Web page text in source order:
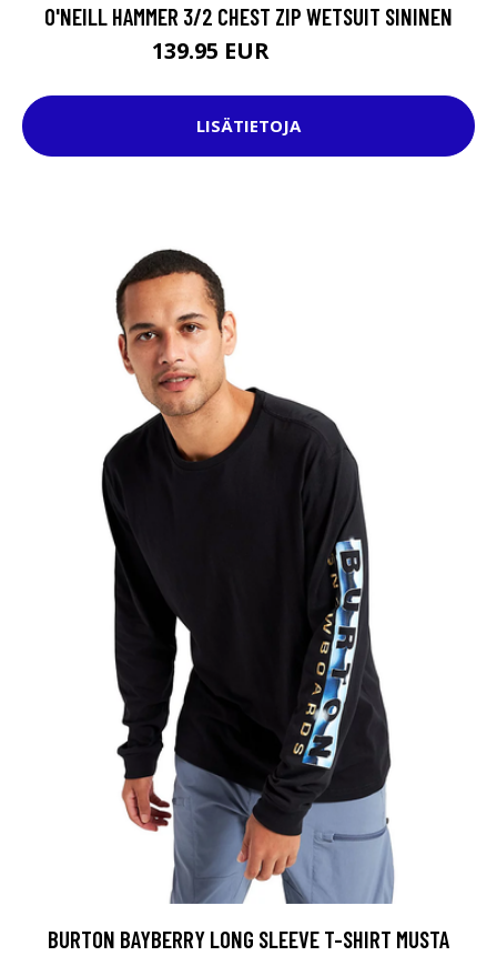
O'NEILL HAMMER 3/2 CHEST ZIP WETSUIT SININEN
139.95 EUR
LISÄTIETOJA
BURTON BAYBERRY LONG SLEEVE T-SHIRT MUSTA